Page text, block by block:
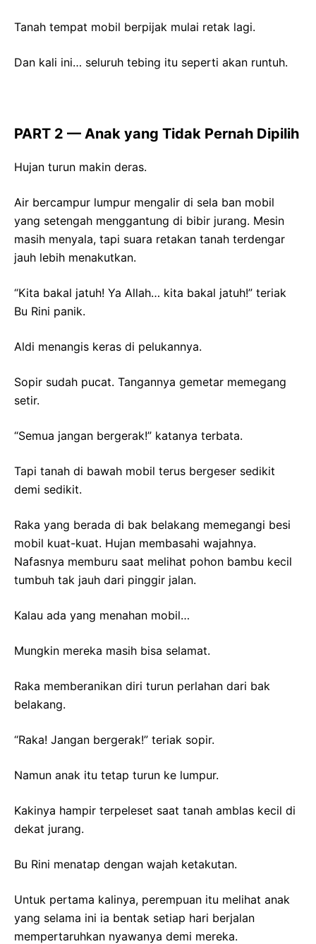
Tanah tempat mobil berpijak mulai retak lagi.
Dan kali ini… seluruh tebing itu seperti akan runtuh.
PART 2 — Anak yang Tidak Pernah Dipilih
Hujan turun makin deras.
Air bercampur lumpur mengalir di sela ban mobil
yang setengah menggantung di bibir jurang. Mesin
masih menyala, tapi suara retakan tanah terdengar
jauh lebih menakutkan.
“Kita bakal jatuh! Ya Allah… kita bakal jatuh!” teriak
Bu Rini panik.
Aldi menangis keras di pelukannya.
Sopir sudah pucat. Tangannya gemetar memegang
setir.
“Semua jangan bergerak!” katanya terbata.
Tapi tanah di bawah mobil terus bergeser sedikit
demi sedikit.
Raka yang berada di bak belakang memegangi besi
mobil kuat-kuat. Hujan membasahi wajahnya.
Nafasnya memburu saat melihat pohon bambu kecil
tumbuh tak jauh dari pinggir jalan.
Kalau ada yang menahan mobil…
Mungkin mereka masih bisa selamat.
Raka memberanikan diri turun perlahan dari bak
belakang.
“Raka! Jangan bergerak!” teriak sopir.
Namun anak itu tetap turun ke lumpur.
Kakinya hampir terpeleset saat tanah amblas kecil di
dekat jurang.
Bu Rini menatap dengan wajah ketakutan.
Untuk pertama kalinya, perempuan itu melihat anak
yang selama ini ia bentak setiap hari berjalan
mempertaruhkan nyawanya demi mereka.